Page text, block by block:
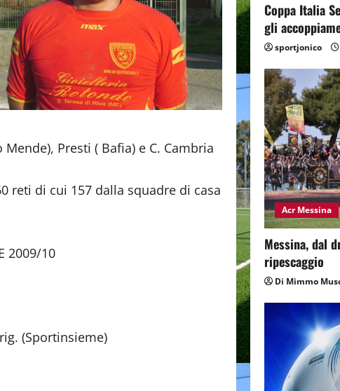
Presti ( Bafia) e C. Cambria
reti di cui 157 dalla squadre di casa
2009/10
(Sportinsieme)
Coppa Italia
gli
sportjonico
Acr Messina
Messina, dal
ripescaggio
Di Mimmo